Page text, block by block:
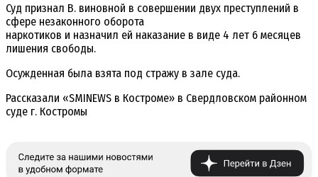
Суд признал В. виновной в совершении двух преступлений в
сфере незаконного оборота
наркотиков и назначил ей наказание в виде 4 лет 6 месяцев
лишения свободы.
Осужденная была взята под стражу в зале суда.
Рассказали «SMINEWS в Костроме» в Свердловском районном
суде г. Костромы